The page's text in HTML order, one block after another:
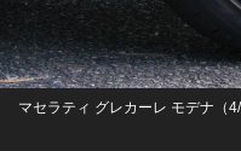
マセラティ グレカーレ モデナ（4/